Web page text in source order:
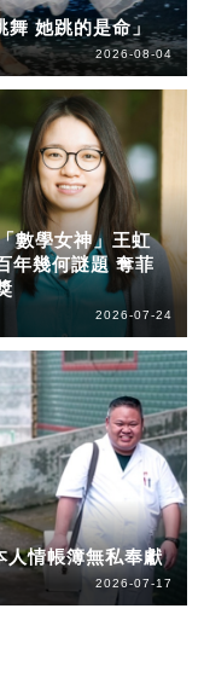
她跳的是命」
2026-08-04
數學女神」王虹
年幾何謎題 奪菲
2026-07-24
情帳簿無私奉獻
2026-07-17